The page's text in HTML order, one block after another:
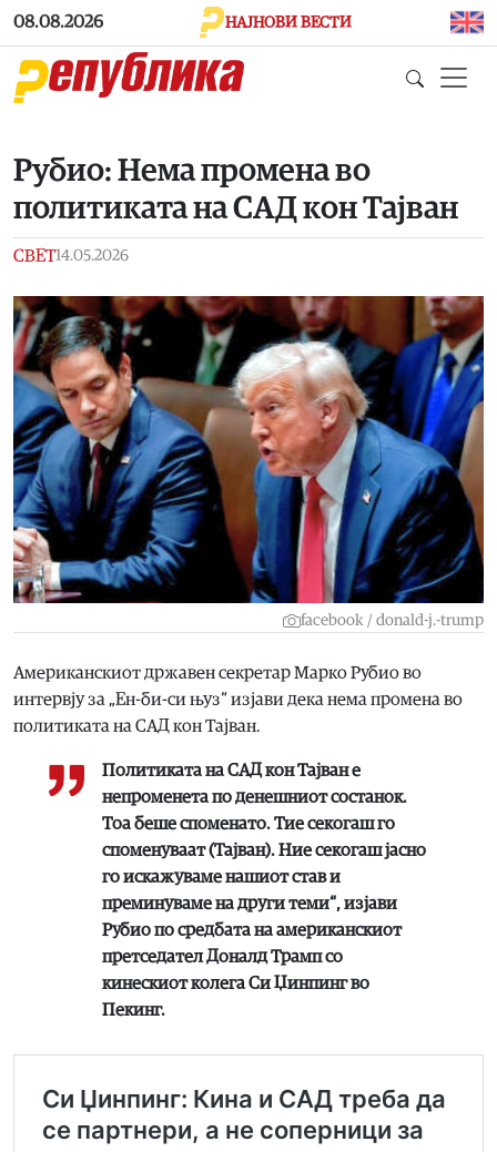
Skip to main content
08.08.2026 НАЈНОВИ ВЕСТИ
Рубио: Нема промена во
политиката на САД кон Тајван
СВЕТ14.05.2026
facebook / donald-j.-trump
Американскиот државен секретар Марко Рубио во
интервју за „Ен-би-си њуз“ изјави дека нема промена во
политиката на САД кон Тајван.
Политиката на САД кон Тајван е
непроменета по денешниот состанок.
Тоа беше споменато. Тие секогаш го
споменуваат (Тајван). Ние секогаш јасно
го искажуваме нашиот став и
преминуваме на други теми“, изјави
Рубио по средбата на американскиот
претседател Доналд Трамп со
кинескиот колега Си Џинпинг во
Пекинг.